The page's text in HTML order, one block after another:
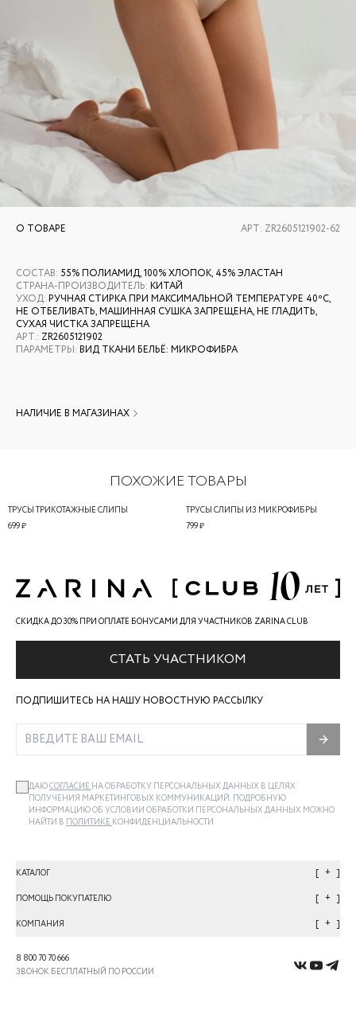
О ТОВАРЕ АРТ: ZR2605121902-62
СОСТАВ: 55% ПОЛИАМИД, 100% ХЛОПОК, 45% ЭЛАСТАН
СТРАНА-ПРОИЗВОДИТЕЛЬ: КИТАЙ
УХОД: РУЧНАЯ СТИРКА ПРИ МАКСИМАЛЬНОЙ ТЕМПЕРАТУРЕ 40ºС,
НЕ ОТБЕЛИВАТЬ, МАШИННАЯ СУШКА ЗАПРЕЩЕНА, НЕ ГЛАДИТЬ,
СУХАЯ ЧИСТКА ЗАПРЕЩЕНА
АРТ.: ZR2605121902
ПАРАМЕТРЫ: ВИД ТКАНИ БЕЛЬЁ: МИКРОФИБРА
НАЛИЧИЕ В МАГАЗИНАХ
ПОХОЖИЕ ТОВАРЫ
ТРУСЫ ТРИКОТАЖНЫЕ СЛИПЫ
699 ₽
ТРУСЫ СЛИПЫ ИЗ МИКРОФИБРЫ
799 ₽
СКИДКА ДО 30% ПРИ ОПЛАТЕ БОНУСАМИ ДЛЯ УЧАСТНИКОВ ZARINA CLUB
СТАТЬ УЧАСТНИКОМ
ПОДПИШИТЕСЬ НА НАШУ НОВОСТНУЮ РАССЫЛКУ
ДАЮСОГЛАСИЕ НА ОБРАБОТКУ ПЕРСОНАЛЬНЫХ ДАННЫХ В ЦЕЛЯХ
ПОЛУЧЕНИЯ МАРКЕТИНГОВЫХ КОММУНИКАЦИЙ. ПОДРОБНУЮ
ИНФОРМАЦИЮ ОБ УСЛОВИИ ОБРАБОТКИ ПЕРСОНАЛЬНЫХ ДАННЫХ МОЖНО
НАЙТИ В ПОЛИТИКЕ КОНФИДЕНЦИАЛЬНОСТИ
КАТАЛОГ +
ПОМОЩЬ ПОКУПАТЕЛЮ +
КОМПАНИЯ +
8 800 70 70 666
ЗВОНОК БЕСПЛАТНЫЙ ПО РОССИИ